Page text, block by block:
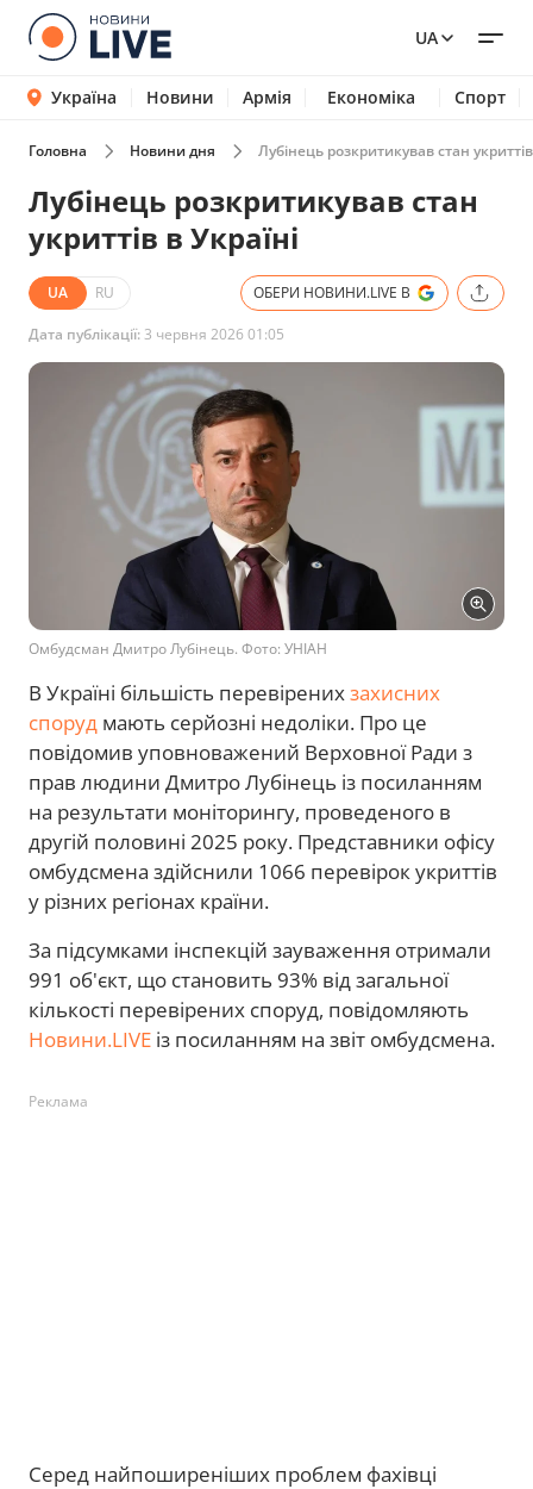
UA
Україна Новини Армія Економіка Спорт
Головна Новини дня Лубінець розкритикував стан
Лубінець розкритикував стан
укриттів в Україні
UA RU ОБЕРИ НОВИНИ.LIVE В
Дата публікації: 3 червня 2026 01:05
Омбудсман Дмитро Лубінець. Фото: УНІАН
В Україні більшість перевіренихзахисних
споруд мають серйозні недоліки. Про це
повідомив уповноважений Верховної Ради з
прав людини Дмитро Лубінець із посиланням
на результати моніторингу, проведеного в
другій половині 2025 року. Представники офісу
омбудсмена здійснили 1066 перевірок укриттів
у різних регіонах країни.
За підсумками інспекцій зауваження отримали
991 об'єкт, що становить 93% від загальної
кількості перевірених споруд, повідомляють
Новини.LIVE із посиланням на звіт омбудсмена.
Реклама
Серед найпоширеніших проблем фахівці